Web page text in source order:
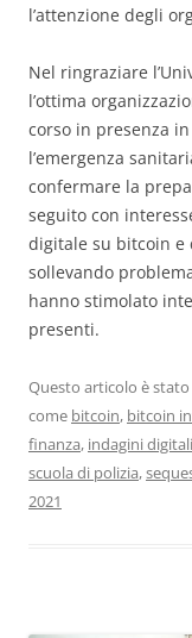
l’attenzione degli
Nel ringraziare
l’ottima
corso in presenza
l’emergenza
confermare la
seguito con
digitale su bitcoin e
sollevando
hanno stimolato
presenti.
Questo articolo è
come bitcoin, bitcoin
finanza, indagini digitali
scuola di polizia,
2021